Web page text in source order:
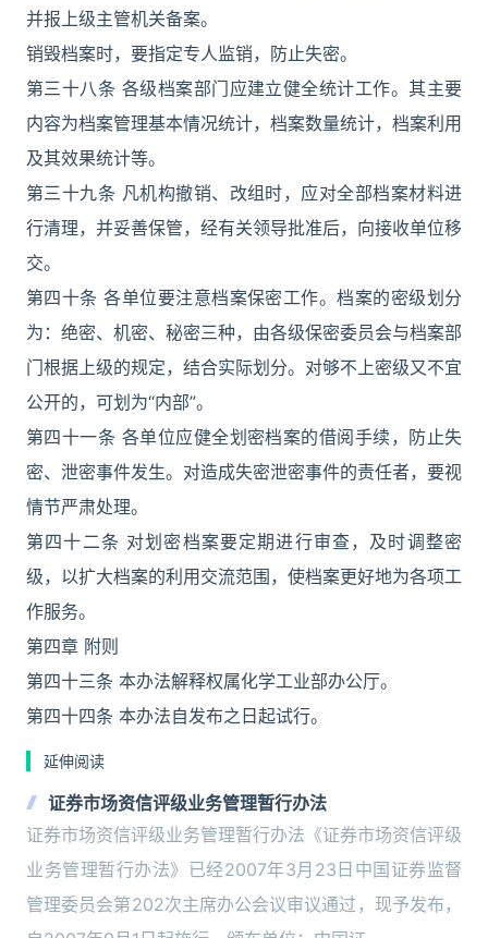
并报上级主管机关备案。
销毁档案时，要指定专人监销，防止失密。
第三十八条 各级档案部门应建立健全统计工作。其主要
内容为档案管理基本情况统计，档案数量统计，档案利用
及其效果统计等。
第三十九条 凡机构撤销、改组时，应对全部档案材料进
行清理，并妥善保管，经有关领导批准后，向接收单位移
交。
第四十条 各单位要注意档案保密工作。档案的密级划分
为：绝密、机密、秘密三种，由各级保密委员会与档案部
门根据上级的规定，结合实际划分。对够不上密级又不宜
公开的，可划为“内部”。
第四十一条 各单位应健全划密档案的借阅手续，防止失
密、泄密事件发生。对造成失密泄密事件的责任者，要视
情节严肃处理。
第四十二条 对划密档案要定期进行审查，及时调整密
级，以扩大档案的利用交流范围，使档案更好地为各项工
作服务。
第四章 附则
第四十三条 本办法解释权属化学工业部办公厅。
第四十四条 本办法自发布之日起试行。
延伸阅读
证券市场资信评级业务管理暂行办法
证券市场资信评级业务管理暂行办法《证券市场资信评级
业务管理暂行办法》已经2007年3月23日中国证券监督
管理委员会第202次主席办公会议审议通过，现予发布，